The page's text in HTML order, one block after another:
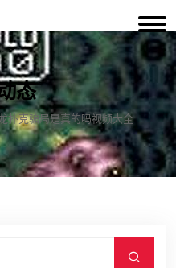
态
扑克骗局是真的吗视频大全